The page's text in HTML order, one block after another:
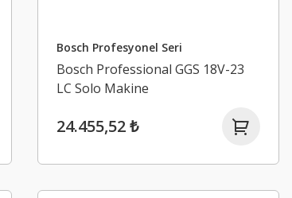
Bosch Profesyonel Seri
Bosch Professional GGS 18V-23
LC Solo Makine
24.455,52 ₺